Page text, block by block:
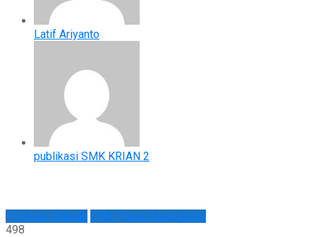
Latif Ariyanto
publikasi SMK KRIAN 2
Prestasi Skarida SMK Pusat Keunggulan
498